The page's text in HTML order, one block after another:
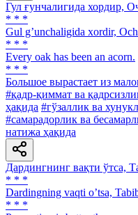
Гул ғунчалигида хордир,
* * *
Gul gʼunchaligida xordir,
* * *
Every oak has been an acorn.
* * *
Большое вырастает из
#қадр-қиммат ва
ҳақида #гўзаллик ва
#самарадорлик ва
натижа ҳақида
Дардингнинг вақти ўтса,
* * *
Dardingning vaqti oʼtsa,
* * *